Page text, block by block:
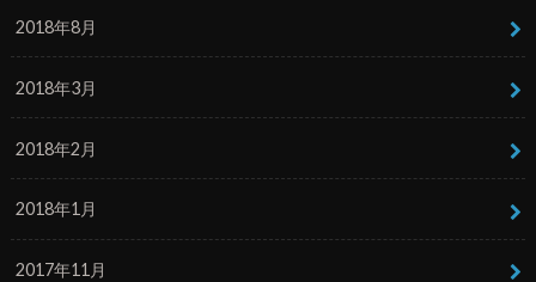
2018年8月
2018年3月
2018年2月
2018年1月
2017年11月